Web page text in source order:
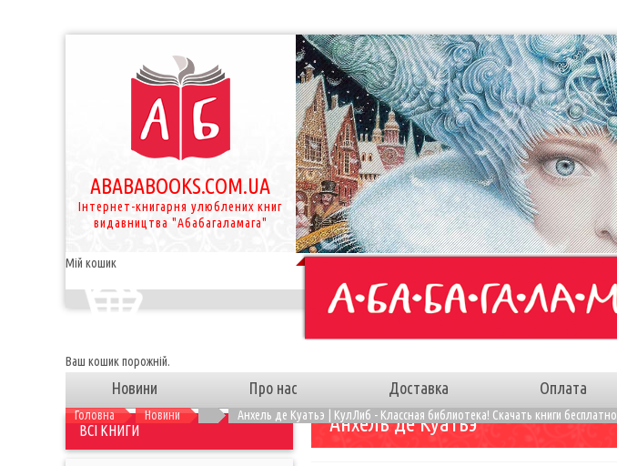
ABABABOOKS.COM.UA
Інтернет-книгарня улюблених книг
видавництва "Абабагаламага"
Мій кошик
Ваш кошик порожній.
Новини Про нас Доставка Оплата
Головна Новини Анхель де Куатьэ | КулЛиб - Классная библиотека! Скачать книги бесплатно
Анхель де Куатьэ
ВСІ КНИГИ